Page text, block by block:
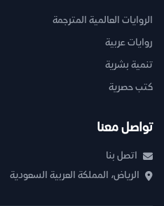
الروايات العالمية المترجمة
روايات عربية
تنمية بشرية
كتب حصرية
تواصل معنا
اتصل بنا
الرياض، المملكة العربية السعودية